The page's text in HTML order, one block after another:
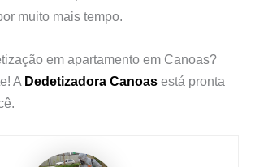
muito mais tempo.
em apartamento em Canoas?
A Dedetizadora Canoas está pronta